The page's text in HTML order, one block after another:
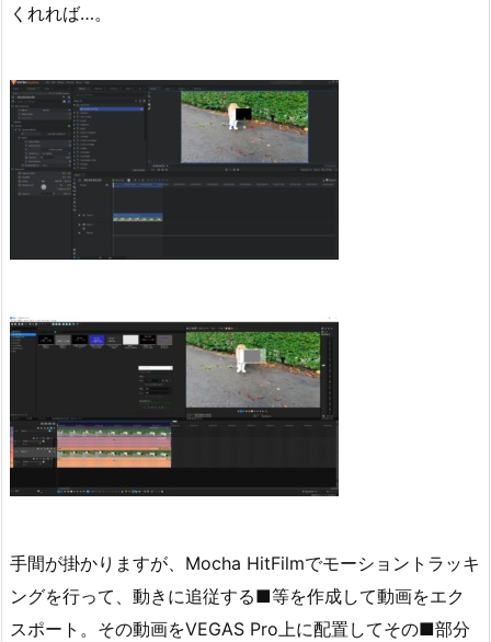
くれれば…。
手間が掛かりますが、Mocha HitFilmでモーショントラッキ
ングを行って、動きに追従する■等を作成して動画をエク
スポート。その動画をVEGAS Pro上に配置してその■部分